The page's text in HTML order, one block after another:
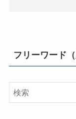
フリーワード